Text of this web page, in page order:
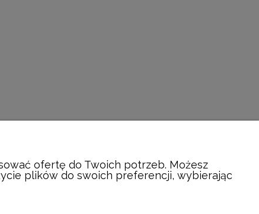
ofertę do Twoich potrzeb. Możesz
plików do swoich preferencji, wybierając